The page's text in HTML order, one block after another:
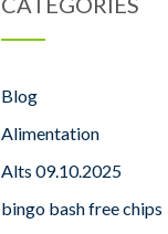
Blog
Alimentation
Alts 09.10.2025
bingo bash free chips